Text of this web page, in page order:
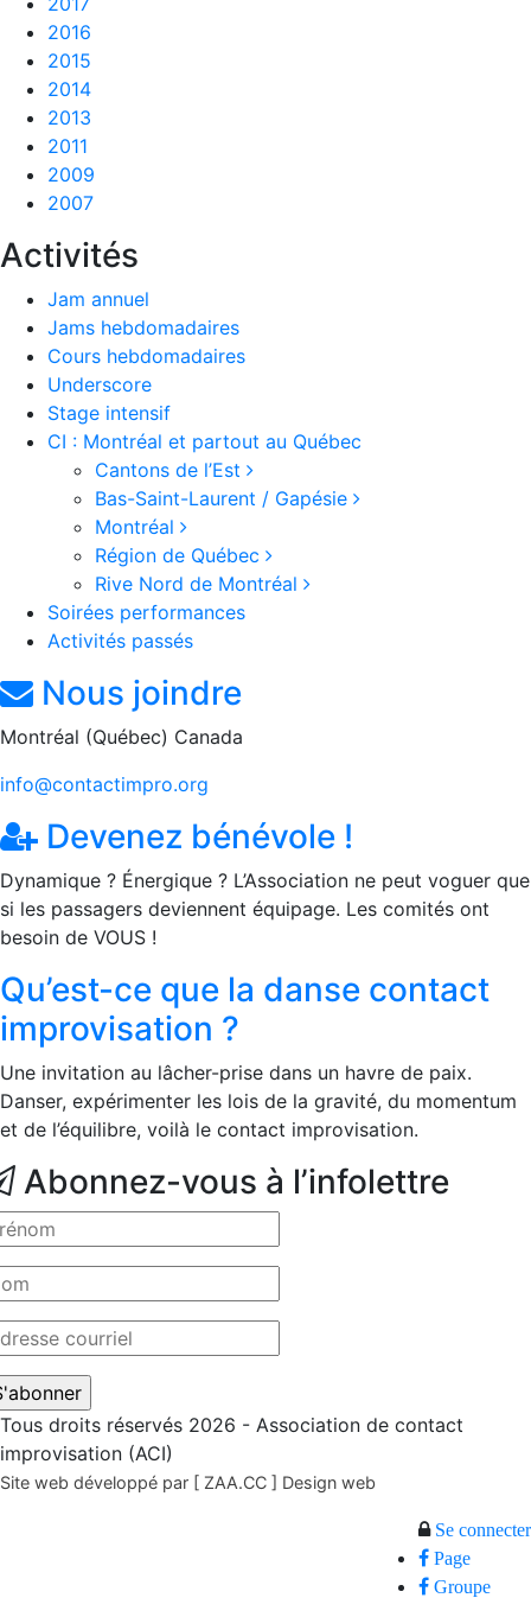
2016
2015
2014
2013
2011
2009
2007
Activités
Jam annuel
Jams hebdomadaires
Cours hebdomadaires
Underscore
Stage intensif
CI : Montréal et partout au Québec
Cantons de l’Est
Bas-Saint-Laurent / Gapésie
Montréal
Région de Québec
Rive Nord de Montréal
Soirées performances
Activités passés
Nous joindre
Montréal (Québec) Canada
info@contactimpro.org
Devenez bénévole !
Dynamique ? Énergique ? L’Association ne peut voguer que
si les passagers deviennent équipage. Les comités ont
besoin de VOUS !
Qu’est-ce que la danse contact
improvisation ?
Une invitation au lâcher-prise dans un havre de paix.
Danser, expérimenter les lois de la gravité, du momentum
et de l’équilibre, voilà le contact improvisation.
Abonnez-vous à l’infolettre
Tous droits réservés 2026 - Association de contact
improvisation (ACI)
Site web développé par [ ZAA.CC ] Design web
Se connecter
Page
Groupe